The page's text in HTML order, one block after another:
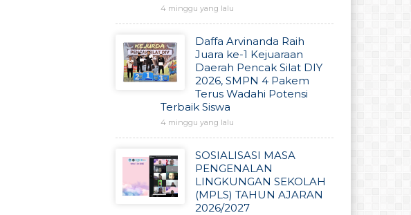
4 minggu yang lalu
Daffa Arvinanda Raih
Juara ke-1 Kejuaraan
Daerah Pencak Silat DIY
2026, SMPN 4 Pakem
Terus Wadahi Potensi
Terbaik Siswa
4 minggu yang lalu
SOSIALISASI MASA
PENGENALAN
LINGKUNGAN SEKOLAH
(MPLS) TAHUN AJARAN
2026/2027